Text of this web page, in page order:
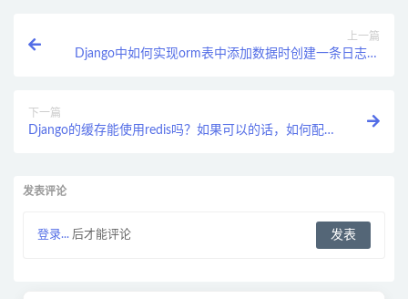
上一篇
Django中如何实现orm表中添加数据时创建一条日志记
下一篇
Django的缓存能使用redis吗？如果可以的话，如何配
发表评论
登录... 后才能评论